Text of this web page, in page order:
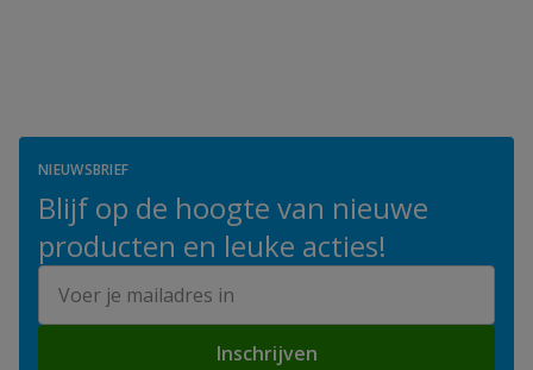
NIEUWSBRIEF
Blijf op de hoogte van nieuwe
producten en leuke acties!
Inschrijven